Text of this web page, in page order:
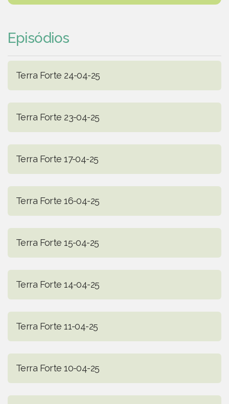
Episódios
Terra Forte 24-04-25
Terra Forte 23-04-25
Terra Forte 17-04-25
Terra Forte 16-04-25
Terra Forte 15-04-25
Terra Forte 14-04-25
Terra Forte 11-04-25
Terra Forte 10-04-25